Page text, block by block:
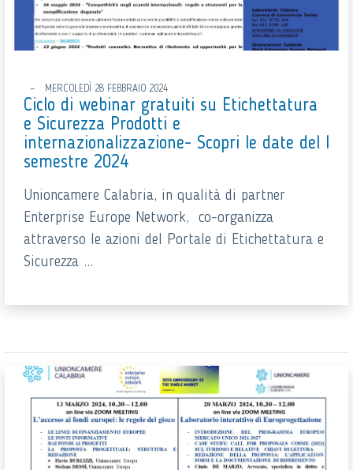
MERCOLEDÌ 28 FEBBRAIO 2024
Ciclo di webinar gratuiti su Etichettatura
e Sicurezza Prodotti e
internazionalizzazione- Scopri le date del I
semestre 2024
Unioncamere Calabria, in qualità di partner
Enterprise Europe Network, co-organizza
attraverso le azioni del Portale di Etichettatura e
Sicurezza ...